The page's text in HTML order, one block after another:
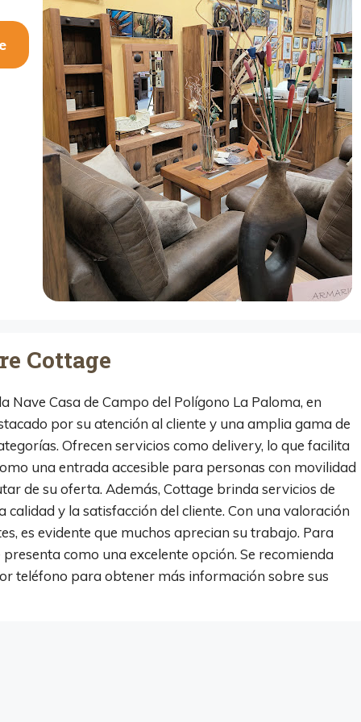
Cottage
Nave Casa de Campo del Polígono La Paloma, en
por su atención al cliente y una amplia gama de
Ofrecen servicios como delivery, lo que facilita
una entrada accesible para personas con movilidad
de su oferta. Además, Cottage brinda servicios de
y la satisfacción del cliente. Con una valoración
es evidente que muchos aprecian su trabajo. Para
como una excelente opción. Se recomienda
teléfono para obtener más información sobre sus